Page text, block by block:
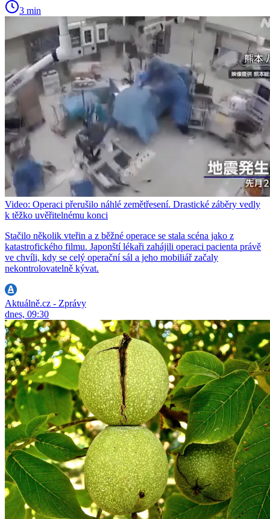
3 min
Video: Operaci přerušilo náhlé zemětřesení. Drastické záběry vedly
k těžko uvěřitelnému konci
Stačilo několik vteřin a z běžné operace se stala scéna jako z
katastrofického filmu. Japonští lékaři zahájili operaci pacienta právě
ve chvíli, kdy se celý operační sál a jeho mobiliář začaly
nekontrolovatelně kývat.
Aktuálně.cz - Zprávy
dnes, 09:30